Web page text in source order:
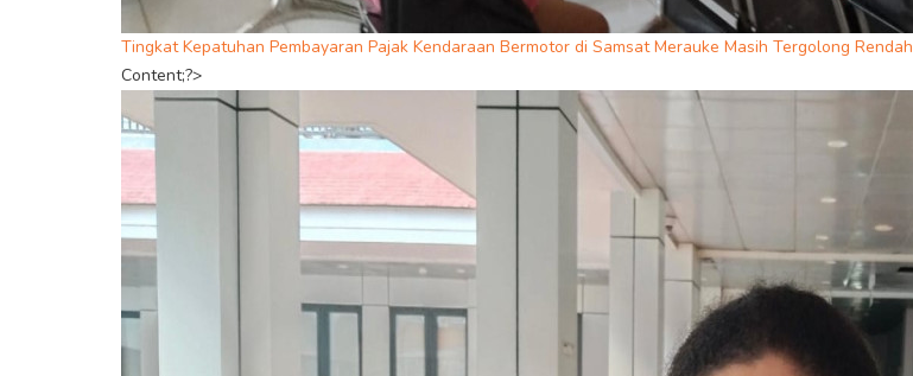
Tingkat Kepatuhan Pembayaran Pajak Kendaraan Bermotor di Samsat Merauke Masih Tergolong Rendah
Content;?>